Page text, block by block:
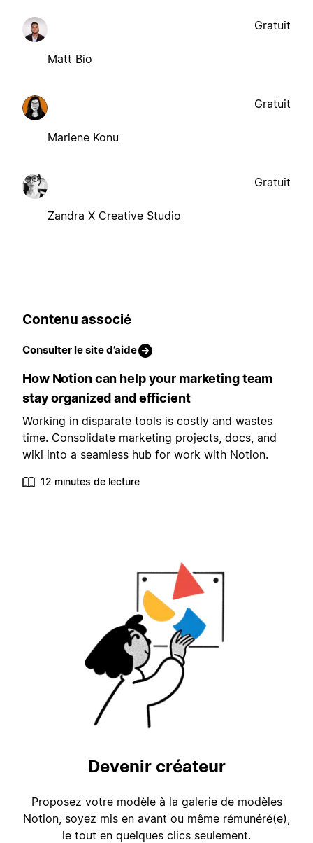
Matt Bio
Gratuit
Marlene Konu
Gratuit
Zandra X Creative Studio
Gratuit
Contenu associé
Consulter le site d’aide
How Notion can help your marketing team
stay organized and efficient
Working in disparate tools is costly and wastes
time. Consolidate marketing projects, docs, and
wiki into a seamless hub for work with Notion.
12 minutes de lecture
Devenir créateur
Proposez votre modèle à la galerie de modèles
Notion, soyez mis en avant ou même rémunéré(e),
le tout en quelques clics seulement.